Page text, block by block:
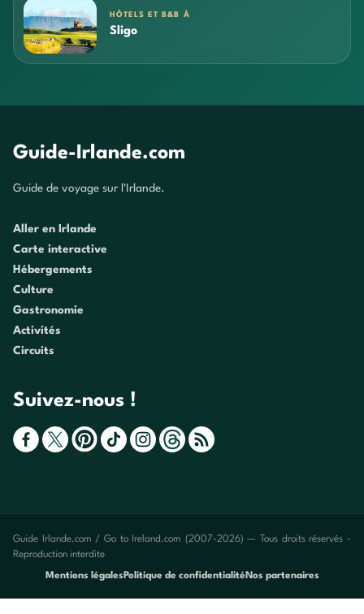
HÔTELS ET B&B À
Sligo
Guide-Irlande.com
Guide de voyage sur l'Irlande.
Aller en Irlande
Carte interactive
Hébergements
Culture
Gastronomie
Activités
Circuits
Suivez-nous !
Guide Irlande.com / Go to Ireland.com (2007-2026) — Tous droits réservés -
Reproduction interdite
Mentions légales Politique de confidentialité Nos partenaires